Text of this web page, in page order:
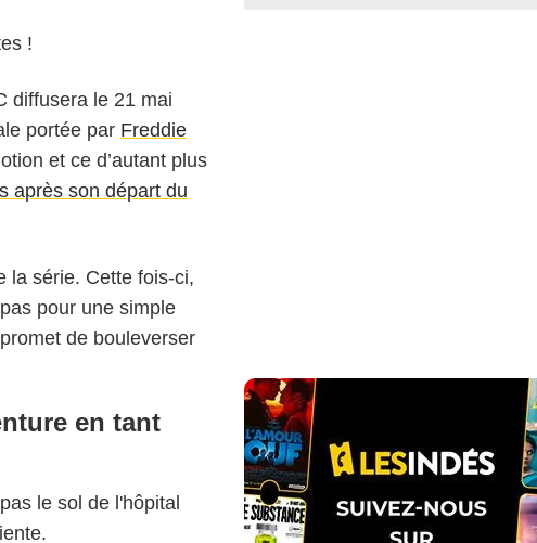
!
diffusera le 21 mai
portée par Freddie
et ce d’autant plus
après son départ du
la série. Cette fois-ci,
pour une simple
de bouleverser
en tant
le sol de l'hôpital